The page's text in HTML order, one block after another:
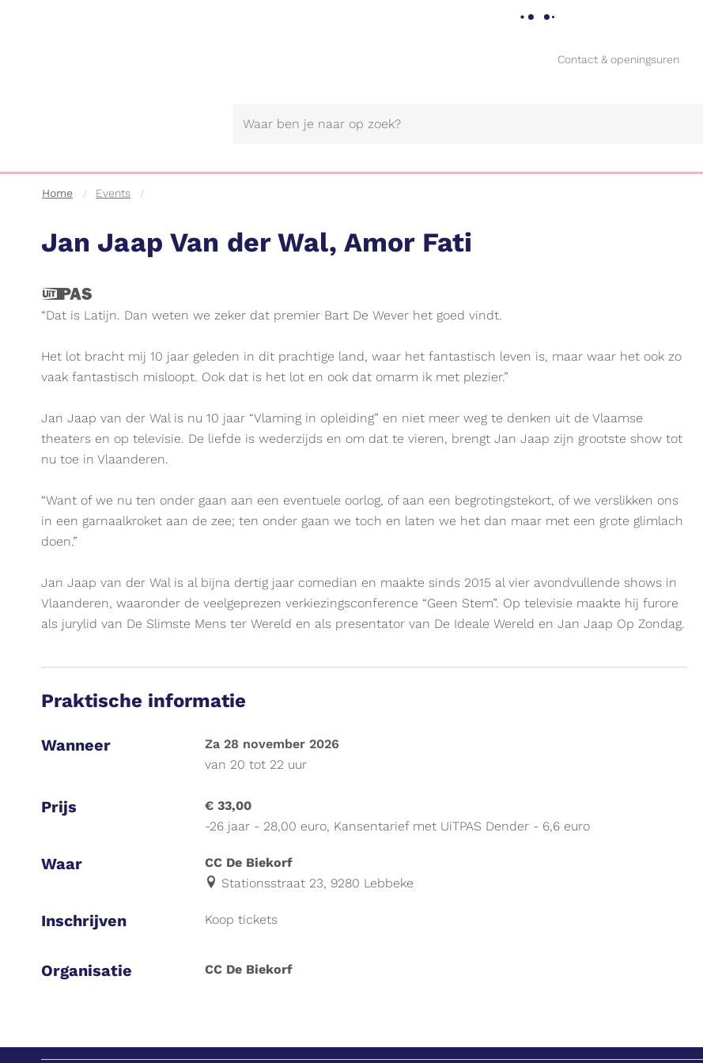
Contact & openingsuren
Home Events
Jan Jaap Van der Wal, Amor Fati
Dit
is
UiTPAS
evenement.
“Dat is Latijn. Dan weten we zeker dat premier Bart De Wever het goed vindt.
Het lot bracht mij 10 jaar geleden in dit prachtige land, waar het fantastisch leven is, maar waar het ook zo
vaak fantastisch misloopt. Ook dat is het lot en ook dat omarm ik met plezier.”
Jan Jaap van der Wal is nu 10 jaar “Vlaming in opleiding” en niet meer weg te denken uit de Vlaamse
theaters en op televisie. De liefde is wederzijds en om dat te vieren, brengt Jan Jaap zijn grootste show tot
nu toe in Vlaanderen.
“Want of we nu ten onder gaan aan een eventuele oorlog, of aan een begrotingstekort, of we verslikken ons
in een garnaalkroket aan de zee; ten onder gaan we toch en laten we het dan maar met een grote glimlach
doen.”
Jan Jaap van der Wal is al bijna dertig jaar comedian en maakte sinds 2015 al vier avondvullende shows in
Vlaanderen, waaronder de veelgeprezen verkiezingsconference “Geen Stem”. Op televisie maakte hij furore
als jurylid van De Slimste Mens ter Wereld en als presentator van De Ideale Wereld en Jan Jaap Op Zondag.
Praktische informatie
Wanneer
za 28 november 2026
van 20 tot 22 uur
Prijs
€ 33,00
-26 jaar - 28,00 euro, Kansentarief met UiTPAS Dender - 6,6 euro
Waar
CC De Biekorf
Stationsstraat 23, 9280 Lebbeke
Inschrijven Koop tickets
Organisatie CC De Biekorf